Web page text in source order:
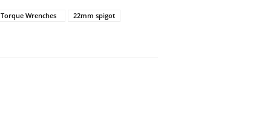
Torque Wrenches
22mm spigot